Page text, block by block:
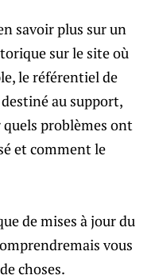
savoir plus sur un
sur le site où
le référentiel de
au support,
problèmes ont
et comment le
de mises à jour du
vous
choses.